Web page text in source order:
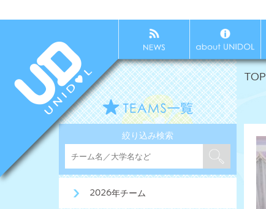
絞り込み検索
2026年チーム
TOP